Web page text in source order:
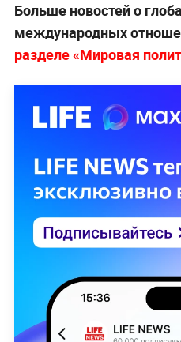
Больше новостей о
международных
разделе «Мировая